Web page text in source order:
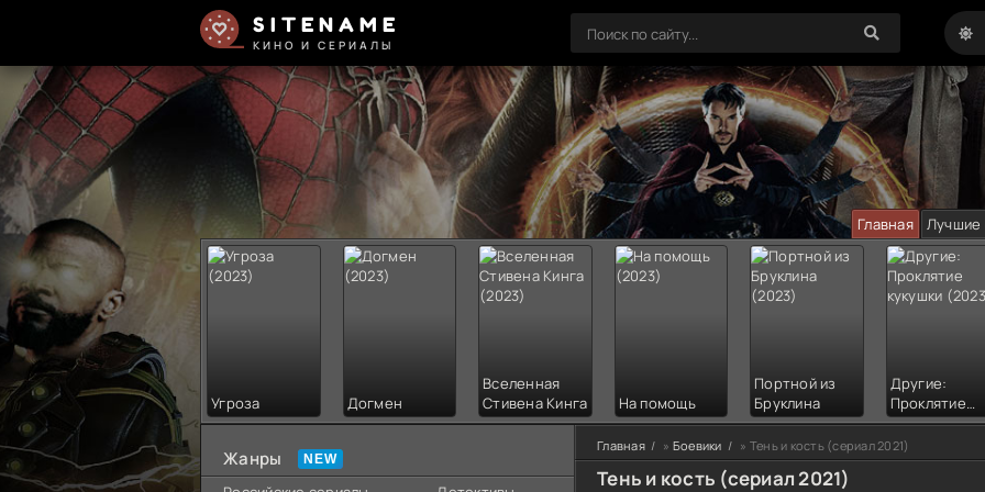
SITENAME
КИНО И СЕРИАЛЫ
Главная Лучшие
Угроза Догмен
Вселенная
Стивена Кинга
На помощь
Портной из
Бруклина
Другие:
Проклятие
кукушки
Жанры
Главная » Боевики » Тень и кость (сериал 2021)
Тень и кость (сериал 2021)